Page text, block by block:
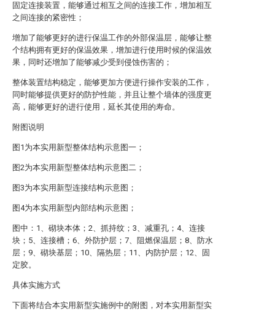
固定连接装置，能够通过相互之间的连接工作，增加相互
之间连接的紧密性；
增加了能够更好的进行保温工作的外部保温层，能够让整
个结构拥有更好的保温效果，增加进行使用时候的保温效
果，同时还增加了能够减少受到侵蚀伤害的；
整体装置结构稳定，能够更加方便进行操作安装的工作，
同时能够提供更好的防护性能，并且让整个墙体的强度更
高，能够更好的进行使用，延长其使用的寿命。
附图说明
图1为本实用新型整体结构示意图一；
图2为本实用新型整体结构示意图二；
图3为本实用新型连接结构示意图；
图4为本实用新型内部结构示意图；
图中：1、砌块本体；2、抓持纹；3、减重孔；4、连接
块；5、连接槽；6、外防护层；7、阻燃保温层；8、防水
层；9、砌块基层；10、隔热层；11、内防护层；12、固
定胶。
具体实施方式
下面将结合本实用新型实施例中的附图，对本实用新型实